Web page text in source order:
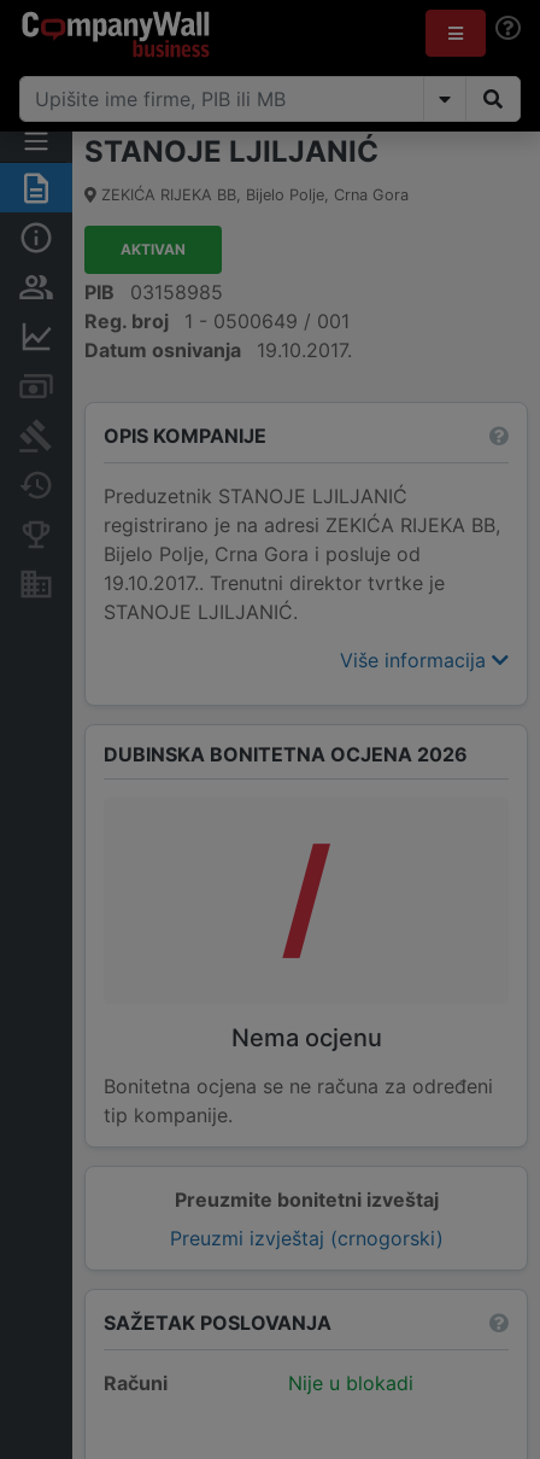
Sažetak
Osobe i vlasništvo
Finansijski podaci
Arhiva sudskih objava
Promjene
Konkurentne kompanije
Nekretnine i imovina
STANOJE LJILJANIĆ
ZEKIĆA RIJEKA BB, Bijelo Polje, Crna Gora
AKTIVAN
PIB
03158985
Reg. broj
1 - 0500649 / 001
Datum osnivanja
19.10.2017.
OPIS KOMPANIJE
Preduzetnik STANOJE LJILJANIĆ
registrirano je na adresi ZEKIĆA RIJEKA BB,
Bijelo Polje, Crna Gora i posluje od
19.10.2017.. Trenutni direktor tvrtke je
STANOJE LJILJANIĆ.
Više informacija
Preuzmite bonitetni izveštaj
Preuzmi izvještaj (crnogorski)
DUBINSKA BONITETNA OCJENA 2026
/
Nema ocjenu
Bonitetna ocjena se ne računa za određeni
tip kompanije.
SAŽETAK POSLOVANJA
Računi Nije u blokadi